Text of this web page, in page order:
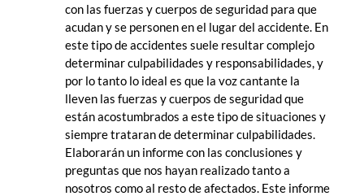
con las fuerzas y cuerpos de seguridad para que
acudan y se personen en el lugar del accidente. En
este tipo de accidentes suele resultar complejo
determinar culpabilidades y responsabilidades, y
por lo tanto lo ideal es que la voz cantante la
lleven las fuerzas y cuerpos de seguridad que
están acostumbrados a este tipo de situaciones y
siempre trataran de determinar culpabilidades.
Elaborarán un informe con las conclusiones y
preguntas que nos hayan realizado tanto a
nosotros como al resto de afectados. Este informe